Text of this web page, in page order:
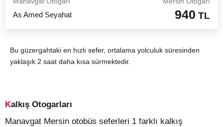
As Amed Seyahat 940 TL
Bu güzergahtaki en hızlı sefer, ortalama yolculuk süresinden
yaklaşık 2 saat daha kısa sürmektedir.
Kalkış Otogarları
Manavgat Mersin otobüs seferleri 1 farklı kalkış